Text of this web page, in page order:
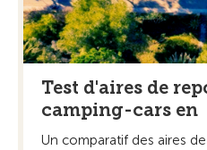
Test d'aires de
camping-cars en
Un comparatif des aires